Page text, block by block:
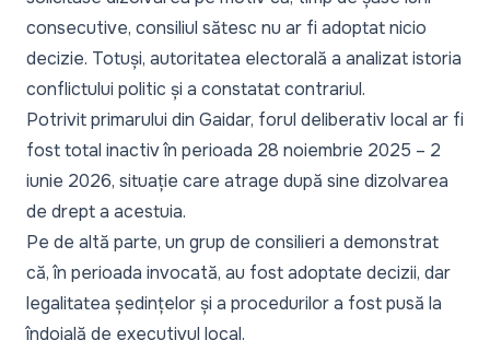
consecutive, consiliul sătesc nu ar fi adoptat nicio
decizie. Totuși, autoritatea electorală a analizat istoria
conflictului politic și a constatat contrariul.
Potrivit primarului din Gaidar, forul deliberativ local ar fi
fost total inactiv în perioada 28 noiembrie 2025 – 2
iunie 2026, situație care atrage după sine dizolvarea
de drept a acestuia.
Pe de altă parte, un grup de consilieri a demonstrat
că, în perioada invocată, au fost adoptate decizii, dar
legalitatea ședințelor și a procedurilor a fost pusă la
îndoială de executivul local.